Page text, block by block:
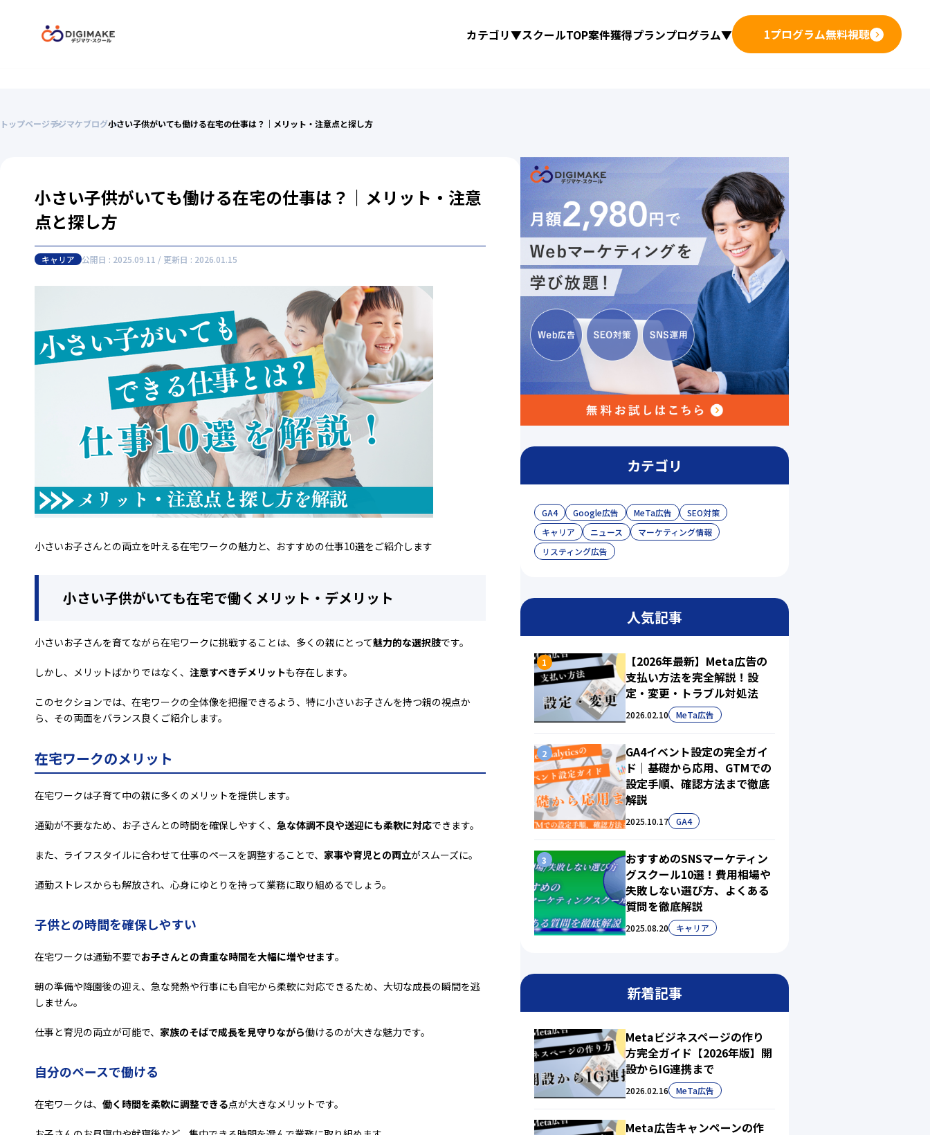
カテゴリ▼スクールTOP案件獲得プランプログラム▼ 1プログラム無料視聴
トップページデジマケブログ小さい子供がいても働ける在宅の仕事は？｜メリット・注意点と探し方
小さい子供がいても働ける在宅の仕事は？｜メリット・注意
点と探し方
キャリア 公開日 : 2025.09.11 / 更新日 : 2026.01.15
小さいお子さんとの両立を叶える在宅ワークの魅力と、おすすめの仕事10選をご紹介します
小さい子供がいても在宅で働くメリット・デメリット
小さいお子さんを育てながら在宅ワークに挑戦することは、多くの親にとって魅力的な選択肢です。
しかし、メリットばかりではなく、 注意すべきデメリットも存在します。
このセクションでは、在宅ワークの全体像を把握できるよう、特に小さいお子さんを持つ親の視点か
ら、その両面をバランス良くご紹介します。
在宅ワークのメリット
在宅ワークは子育て中の親に多くのメリットを提供します。
通勤が不要なため、お子さんとの時間を確保しやすく、 急な体調不良や送迎にも柔軟に対応できます。
また、ライフスタイルに合わせて仕事のペースを調整することで、 家事や育児との両立がスムーズに。
通勤ストレスからも解放され、心身にゆとりを持って業務に取り組めるでしょう。
子供との時間を確保しやすい
在宅ワークは通勤不要でお子さんとの貴重な時間を大幅に増やせます。
朝の準備や降園後の迎え、急な発熱や行事にも自宅から柔軟に対応できるため、大切な成長の瞬間を逃
しません。
仕事と育児の両立が可能で、 家族のそばで成長を見守りながら働けるのが大きな魅力です。
自分のペースで働ける
在宅ワークは、 働く時間を柔軟に調整できる点が大きなメリットです。
カテゴリ
GA4 Google広告 MeTa広告
SEO対策
キャリア
ニュース
マーケティング情報
リスティング広告
人気記事
【2026年最新】Meta広告の
支払い方法を完全解説！設
定・変更・トラブル対処法
2026.02.10 MeTa広告
GA4イベント設定の完全ガイ
ド｜基礎から応用、GTMでの
設定手順、確認方法まで徹底
解説
2025.10.17 GA4
おすすめのSNSマーケティン
グスクール10選！費用相場や
失敗しない選び方、よくある
質問を徹底解説
2025.08.20 キャリア
新着記事
Metaビジネスページの作り
方完全ガイド【2026年版】開
設からIG連携まで
2026.02.16 MeTa広告
Meta広告キャンペーンの作